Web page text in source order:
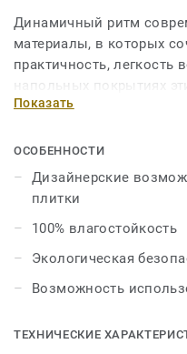
Динамичный ритм
материалы, в которых
практичность,
напольных покрытиях
отражение в коллекции
преимущества паркета,
продукте. Ключевая
подразумевает
стало возможным
интерьер
и фактуры. С
укладки.
Показать
ОСОБЕННОСТИ
Дизайнерские
плитки
100% влагостойкость
Экологическая
Возможность
ТЕХНИЧЕСКИЕ